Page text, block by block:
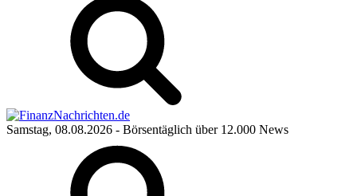
Samstag, 08.08.2026 - Börsentäglich über 12.000 News